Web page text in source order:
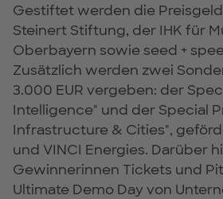
Gestiftet werden die
Steinert Stiftung, der IHK für
Oberbayern sowie seed +
Zusätzlich werden zwei
3.000 EUR vergeben: der
Intelligence" und der Special
Infrastructure & Cities",
und VINCI Energies. Darüber
Gewinnerinnen Tickets und
Ultimate Demo Day von